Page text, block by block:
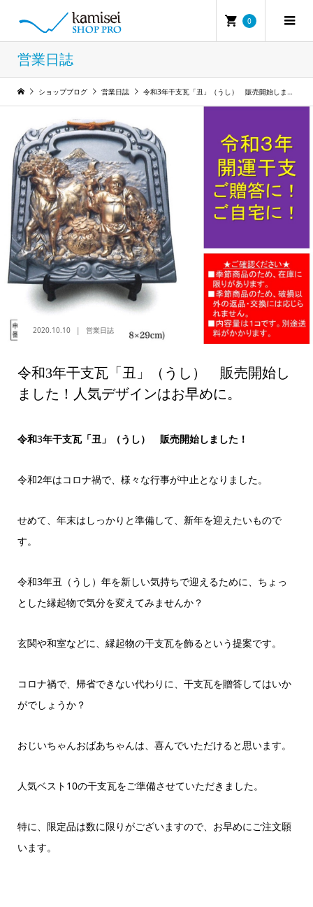
0
営業日誌
ショップブログ 営業日誌 令和3年干支瓦「丑」（うし） 販売開始しました！人気デザインはお早めに。
2020.10.10 営業日誌
令和3年干支瓦「丑」（うし） 販売開始し
ました！人気デザインはお早めに。
令和3年干支瓦「丑」（うし） 販売開始しました！
令和2年はコロナ禍で、様々な行事が中止となりました。
せめて、年末はしっかりと準備して、新年を迎えたいもので
す。
令和3年丑（うし）年を新しい気持ちで迎えるために、ちょっ
とした縁起物で気分を変えてみませんか？
玄関や和室などに、縁起物の干支瓦を飾るという提案です。
コロナ禍で、帰省できない代わりに、干支瓦を贈答してはいか
がでしょうか？
おじいちゃんおばあちゃんは、喜んでいただけると思います。
人気ベスト 10の干支瓦をご準備させていただきました。
特に、限定品は数に限りがございますので、お早めにご注文願
います。